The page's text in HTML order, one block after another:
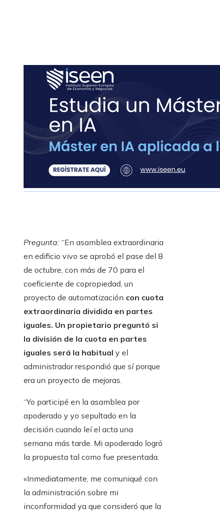
Pregunta: “En asamblea extraordinaria
en edificio vivo se aprobó el pase del 8
de octubre, con más de 70 para el
coeficiente de copropiedad, un
proyecto de automatización con cuota
extraordinaria dividida en partes
iguales. Un propietario preguntó si
la división de la cuota en partes
iguales será la habitual y el
administrador respondió que sí porque
era un proyecto de mejoras.
“Yo participé en la asamblea por
apoderado y yo sepultado en la
decisión cuando leí el acta una
semana más tarde. Mi apoderado logró
la propuesta tal como fue presentada.
«Inmediatamente, me comuniqué con
la administración sobre mi
inconformidad ya que consideró que la